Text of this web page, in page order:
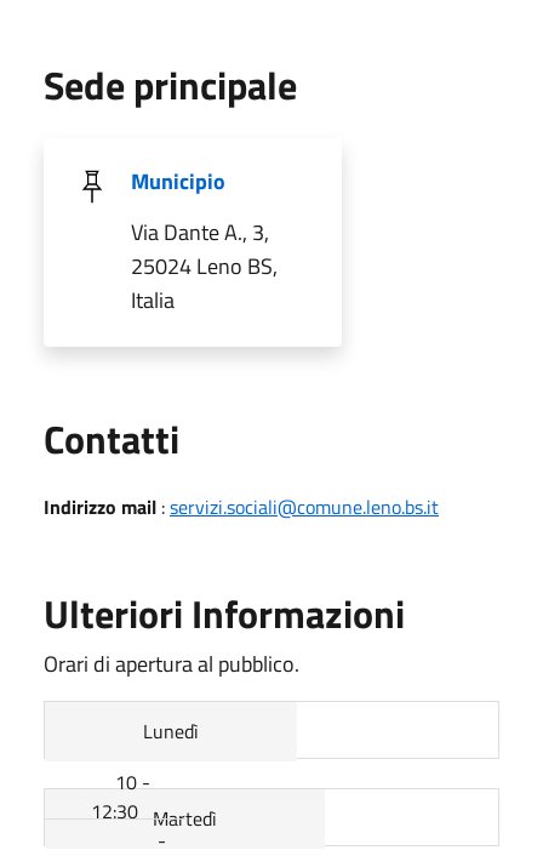
Sede principale
Municipio
Via Dante A., 3,
25024 Leno BS,
Italia
Contatti
Indirizzo mail :servizi.sociali@comune.leno.bs.it
Ulteriori Informazioni
Orari di apertura al pubblico.
Lunedì
10 -
12:30
-
Martedì